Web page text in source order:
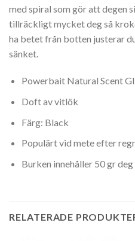
med spiral som gör att degen
tillräckligt mycket deg så
ha betet från botten justerar
sänket.
Powerbait Natural Scent
Doft av vitlök
Färg: Black
Populärt vid mete efter
Burken innehåller 50 gr deg
RELATERADE